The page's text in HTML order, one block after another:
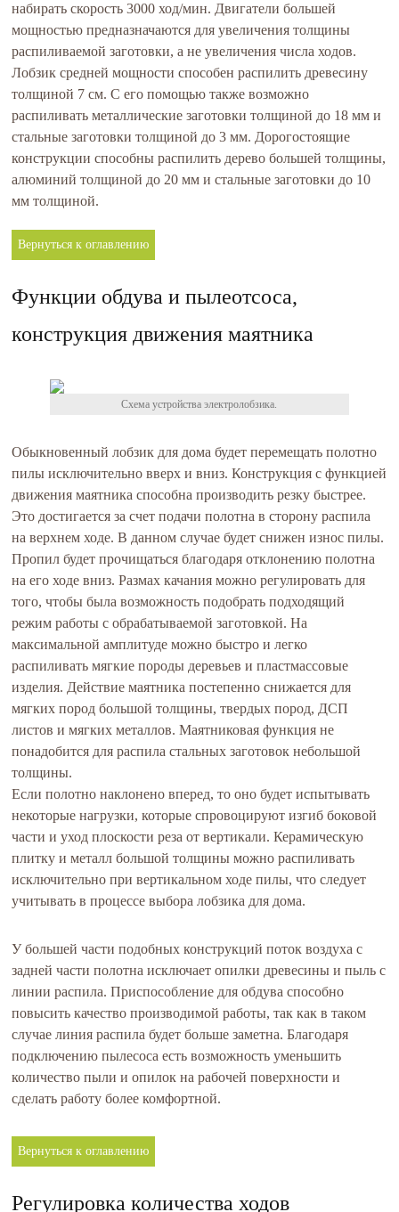
набирать скорость 3000 ход/мин. Двигатели большей
мощностью предназначаются для увеличения толщины
распиливаемой заготовки, а не увеличения числа ходов.
Лобзик средней мощности способен распилить древесину
толщиной 7 см. С его помощью также возможно
распиливать металлические заготовки толщиной до 18 мм и
стальные заготовки толщиной до 3 мм. Дорогостоящие
конструкции способны распилить дерево большей толщины,
алюминий толщиной до 20 мм и стальные заготовки до 10
мм толщиной.
Вернуться к оглавлению
Функции обдува и пылеотсоса,
конструкция движения маятника
Схема устройства электролобзика.
Обыкновенный лобзик для дома будет перемещать полотно
пилы исключительно вверх и вниз. Конструкция с функцией
движения маятника способна производить резку быстрее.
Это достигается за счет подачи полотна в сторону распила
на верхнем ходе. В данном случае будет снижен износ пилы.
Пропил будет прочищаться благодаря отклонению полотна
на его ходе вниз. Размах качания можно регулировать для
того, чтобы была возможность подобрать подходящий
режим работы с обрабатываемой заготовкой. На
максимальной амплитуде можно быстро и легко
распиливать мягкие породы деревьев и пластмассовые
изделия. Действие маятника постепенно снижается для
мягких пород большой толщины, твердых пород, ДСП
листов и мягких металлов. Маятниковая функция не
понадобится для распила стальных заготовок небольшой
толщины.
Если полотно наклонено вперед, то оно будет испытывать
некоторые нагрузки, которые спровоцируют изгиб боковой
части и уход плоскости реза от вертикали. Керамическую
плитку и металл большой толщины можно распиливать
исключительно при вертикальном ходе пилы, что следует
учитывать в процессе выбора лобзика для дома.
У большей части подобных конструкций поток воздуха с
задней части полотна исключает опилки древесины и пыль с
линии распила. Приспособление для обдува способно
повысить качество производимой работы, так как в таком
случае линия распила будет больше заметна. Благодаря
подключению пылесоса есть возможность уменьшить
количество пыли и опилок на рабочей поверхности и
сделать работу более комфортной.
Вернуться к оглавлению
Регулировка количества ходов